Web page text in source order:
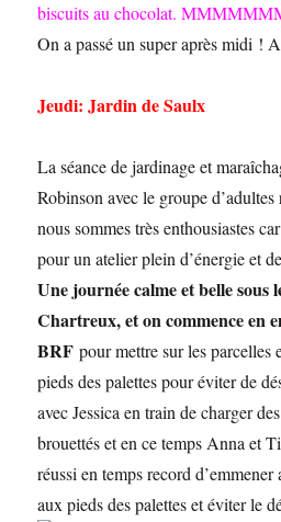
biscuits au chocolat.
On a passé un super après midi !
Jeudi: Jardin de Saulx
La séance de jardinage et
Robinson avec le groupe
nous sommes très enthousiastes
pour un atelier plein d’énergie et
Une journée calme et belle sous
Chartreux, et on commence en
BRF pour mettre sur les parcelles
pieds des palettes pour éviter de
avec Jessica en train de charger
brouettés et en ce temps Anna et
réussi en temps record
aux pieds des palettes et éviter le